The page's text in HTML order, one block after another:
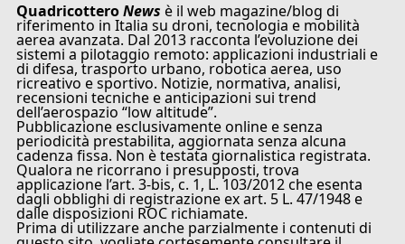
QuadricotteroNews è il web magazine/blog di
riferimento in Italia su droni, tecnologia e mobilità
aerea avanzata. Dal 2013 racconta l’evoluzione dei
sistemi a pilotaggio remoto: applicazioni industriali e
di difesa, trasporto urbano, robotica aerea, uso
ricreativo e sportivo. Notizie, normativa, analisi,
recensioni tecniche e anticipazioni sui trend
dell’aerospazio “low altitude”.
Pubblicazione esclusivamente online e senza
periodicità prestabilita, aggiornata senza alcuna
cadenza fissa. Non è testata giornalistica registrata.
Qualora ne ricorrano i presupposti, trova
applicazione l’art. 3-bis, c. 1, L. 103/2012 che esenta
dagli obblighi di registrazione ex art. 5 L. 47/1948 e
dalle disposizioni ROC richiamate.
Prima di utilizzare anche parzialmente i contenuti di